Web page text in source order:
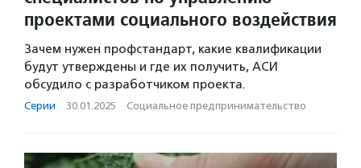
проектами социального воздействия
Зачем нужен профстандарт, какие квалификации
будут утверждены и где их получить, АСИ
обсудило с разработчиком проекта.
Серии · 30.01.2025 · Социальное предпри­нима­тель­ство